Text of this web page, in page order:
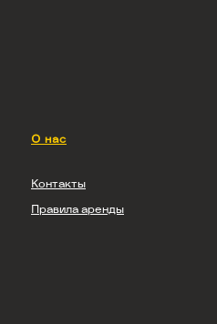
О нас
Контакты
Правила аренды